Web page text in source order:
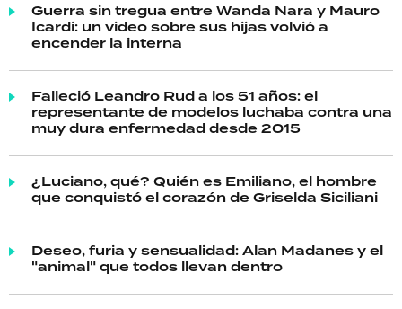
Guerra sin tregua entre Wanda Nara y Mauro
Icardi: un video sobre sus hijas volvió a
encender la interna
Falleció Leandro Rud a los 51 años: el
representante de modelos luchaba contra una
muy dura enfermedad desde 2015
¿Luciano, qué? Quién es Emiliano, el hombre
que conquistó el corazón de Griselda Siciliani
Deseo, furia y sensualidad: Alan Madanes y el
"animal" que todos llevan dentro